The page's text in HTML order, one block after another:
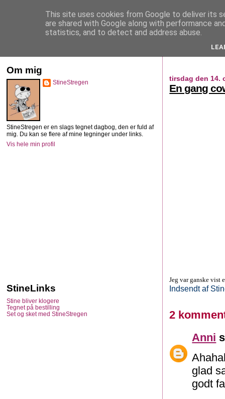
StineStregen
tirsdag den 14.
En gang
Jeg var ganske vist
Indsendt af
2
Anni
glad
godt
Om mig
StineStregen
StineStregen er en slags tegnet dagbog, den er fuld af
mig. Du kan se flere af mine tegninger under links.
Vis hele min profil
StineLinks
Stine bliver klogere
Tegnet på bestilling
Set og sket med StineStregen
This site uses cookies from Google to deliver its
are shared with Google along with performance
statistics, and to detect and address abuse.